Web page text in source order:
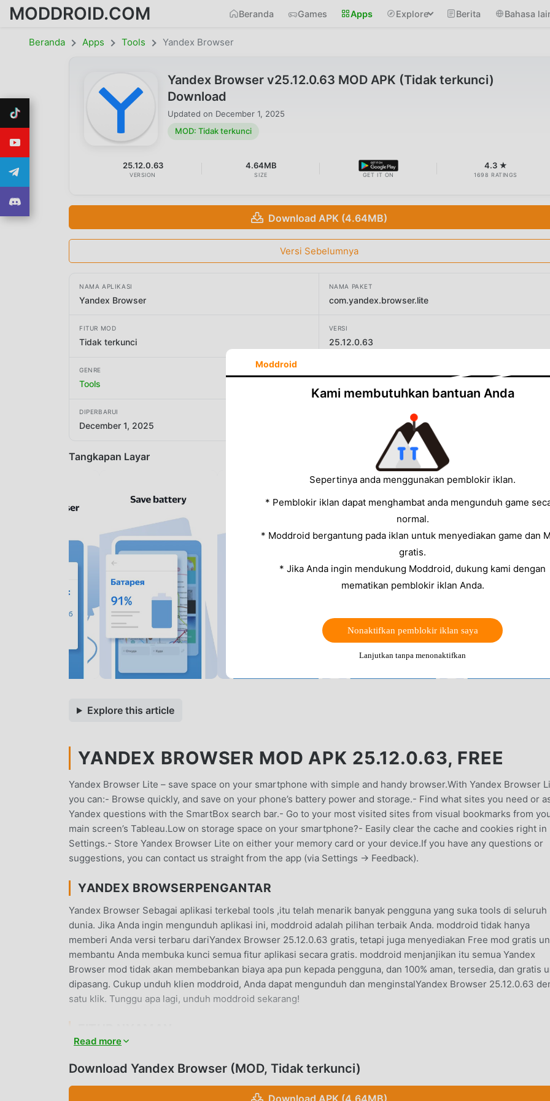
MODDROID.COM Beranda Games Apps Explore Berita Bahasa
Beranda Apps Tools Yandex Browser
Yandex Browser v25.12.0.63 MOD APK (Tidak terkunci)
Download
Updated on December 1, 2025
MOD: Tidak terkunci
25.12.0.63
VERSION
4.64MB
SIZE GET IT ON
4.3 ★
1698 RATINGS
Download APK (4.64MB)
Versi Sebelumnya
NAMA APLIKASI
Yandex Browser
NAMA PAKET
com.yandex.browser.lite
FITUR MOD
Tidak terkunci
VERSI
25.12.0.63
GENRE
Tools
DIPERBARUI
December 1, 2025
Tangkapan Layar
Explore this article
YANDEX BROWSER MOD APK 25.12.0.63, FREE
Yandex Browser Lite – save space on your smartphone with simple and handy browser.With Yandex Browser
you can:- Browse quickly, and save on your phone’s battery power and storage.- Find what sites you need or
Yandex questions with the SmartBox search bar.- Go to your most visited sites from visual bookmarks from
main screen’s Tableau.Low on storage space on your smartphone?- Easily clear the cache and cookies right in
Settings.- Store Yandex Browser Lite on either your memory card or your device.If you have any questions or
suggestions, you can contact us straight from the app (via Settings → Feedback).
YANDEX BROWSERPENGANTAR
Yandex Browser Sebagai aplikasi terkebal tools ,itu telah menarik banyak pengguna yang suka tools di seluruh
dunia. Jika Anda ingin mengunduh aplikasi ini, moddroid adalah pilihan terbaik Anda. moddroid tidak hanya
memberi Anda versi terbaru dariYandex Browser 25.12.0.63 gratis, tetapi juga menyediakan Free mod gratis
membantu Anda membuka kunci semua fitur aplikasi secara gratis. moddroid menjanjikan itu semua Yandex
Browser mod tidak akan membebankan biaya apa pun kepada pengguna, dan 100% aman, tersedia, dan gratis
dipasang. Cukup unduh klien moddroid, Anda dapat mengunduh dan menginstalYandex Browser 25.12.0.63
satu klik. Tunggu apa lagi, unduh moddroid sekarang!
Dibandingkan dengan tradisional tools aplikasi, Yandex Browser memberikan pengalaman yang lebih kaya dan
dengan mudah merasakan semua fungsi, dan itu benar-benar gratis! Selain itu, moddroid juga mendukung tools
Read more
Download Yandex Browser (MOD, Tidak terkunci)
Download APK (4.64MB)
Moddroid
Kami membutuhkan bantuan Anda
Sepertinya anda menggunakan pemblokir iklan.
* Pemblokir iklan dapat menghambat anda mengunduh game
normal.
* Moddroid bergantung pada iklan untuk menyediakan game dan
gratis.
* Jika Anda ingin mendukung Moddroid, dukung kami dengan
mematikan pemblokir iklan Anda.
Nonaktifkan pemblokir iklan saya
Lanjutkan tanpa menonaktifkan